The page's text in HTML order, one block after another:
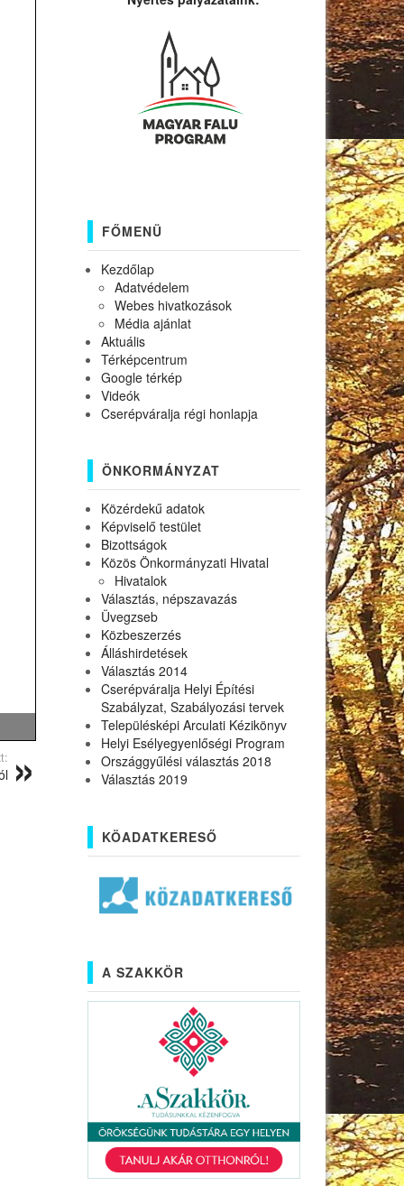
FŐMENÜ
Kezdőlap
Adatvédelem
Webes hivatkozások
Média ajánlat
Aktuális
Térképcentrum
Google térkép
Videók
Cserépváralja régi honlapja
ÖNKORMÁNYZAT
Közérdekű adatok
Képviselő testület
Bizottságok
Közös Önkormányzati Hivatal
Hivatalok
Választás, népszavazás
Üvegzseb
Közbeszerzés
Álláshirdetések
Választás 2014
Cserépváralja Helyi Építési
Szabályzat, Szabályozási tervek
Településképi Arculati Kézikönyv
Helyi Esélyegyenlőségi Program
Országgyűlési választás 2018
Választás 2019
KÖADATKERESŐ
A SZAKKÖR